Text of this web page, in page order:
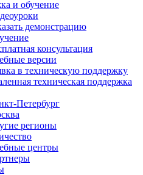
и обучение
демонстрацию
консультация
версии
в техническую поддержку
техническая поддержка
Петербург
регионы
центры